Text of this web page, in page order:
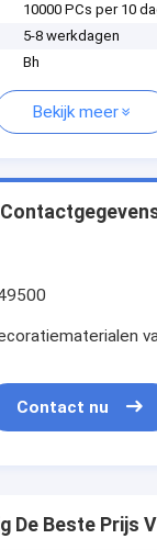
10000 PCs per 10
5-8 werkdagen
Bh
Bekijk meer
Contact nu
De Beste Prijs